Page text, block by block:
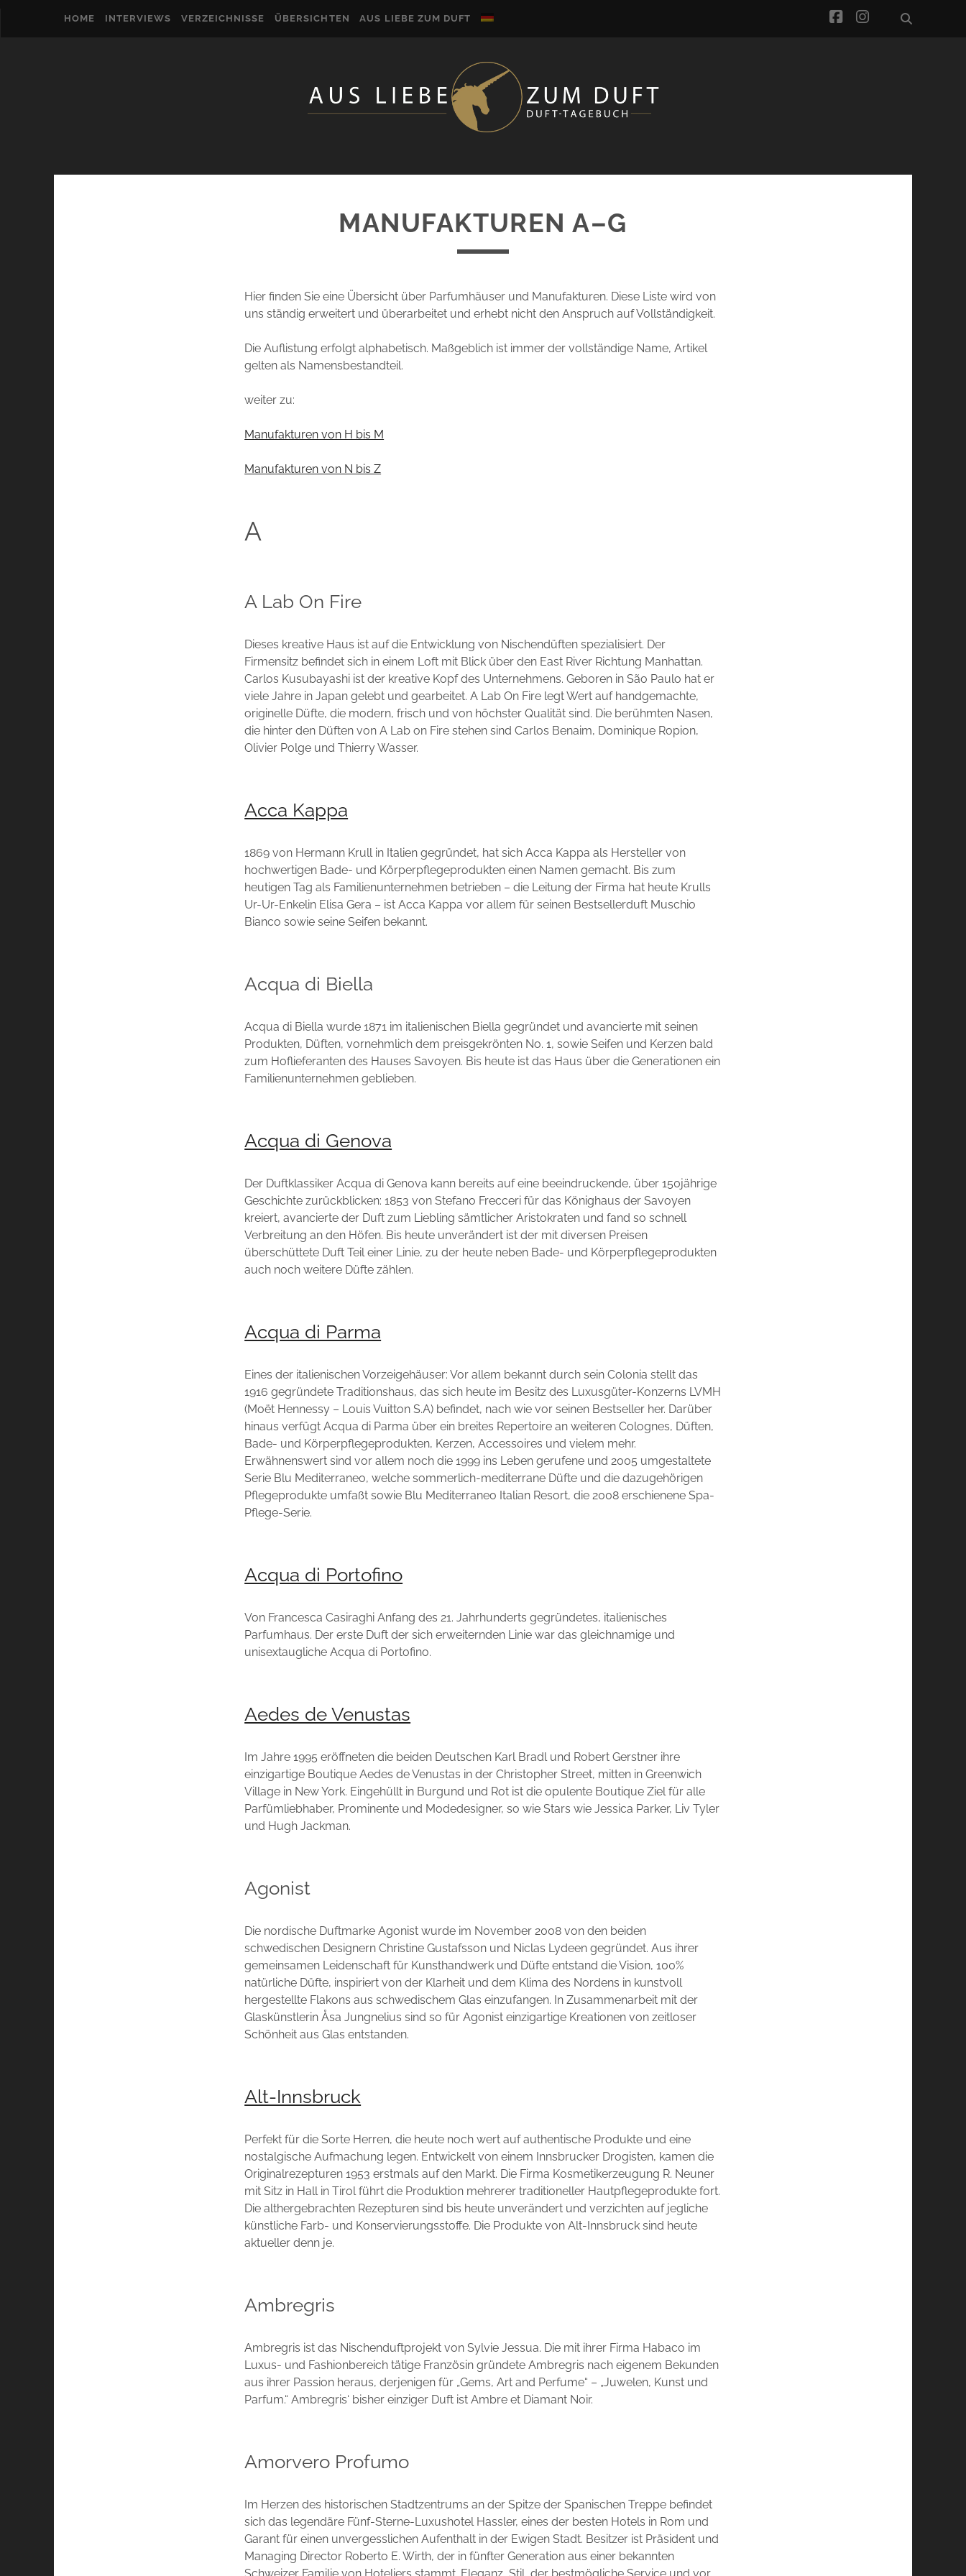
HOME INTERVIEWS VERZEICHNISSE ÜBERSICHTEN AUS LIEBE ZUM DUFT facebook
instagram
MANUFAKTUREN A–G
Hier finden Sie eine Übersicht über Parfumhäuser und Manufakturen. Diese Liste wird von
uns ständig erweitert und überarbeitet und erhebt nicht den Anspruch auf Vollständigkeit.
Die Auflistung erfolgt alphabetisch. Maßgeblich ist immer der vollständige Name, Artikel
gelten als Namensbestandteil.
weiter zu:
Manufakturen von H bis M
Manufakturen von N bis Z
A
A Lab On Fire
Dieses kreative Haus ist auf die Entwicklung von Nischendüften spezialisiert. Der
Firmensitz befindet sich in einem Loft mit Blick über den East River Richtung Manhattan.
Carlos Kusubayashi ist der kreative Kopf des Unternehmens. Geboren in São Paulo hat er
viele Jahre in Japan gelebt und gearbeitet. A Lab On Fire legt Wert auf handgemachte,
originelle Düfte, die modern, frisch und von höchster Qualität sind. Die berühmten Nasen,
die hinter den Düften von A Lab on Fire stehen sind Carlos Benaim, Dominique Ropion,
Olivier Polge und Thierry Wasser.
Acca Kappa
1869 von Hermann Krull in Italien gegründet, hat sich Acca Kappa als Hersteller von
hochwertigen Bade- und Körperpflegeprodukten einen Namen gemacht. Bis zum
heutigen Tag als Familienunternehmen betrieben – die Leitung der Firma hat heute Krulls
Ur-Ur-Enkelin Elisa Gera – ist Acca Kappa vor allem für seinen Bestsellerduft Muschio
Bianco sowie seine Seifen bekannt.
Acqua di Biella
Acqua di Biella wurde 1871 im italienischen Biella gegründet und avancierte mit seinen
Produkten, Düften, vornehmlich dem preisgekrönten No. 1, sowie Seifen und Kerzen bald
zum Hoflieferanten des Hauses Savoyen. Bis heute ist das Haus über die Generationen ein
Familienunternehmen geblieben.
Acqua di Genova
Der Duftklassiker Acqua di Genova kann bereits auf eine beeindruckende, über 150jährige
Geschichte zurückblicken: 1853 von Stefano Frecceri für das Könighaus der Savoyen
kreiert, avancierte der Duft zum Liebling sämtlicher Aristokraten und fand so schnell
Verbreitung an den Höfen. Bis heute unverändert ist der mit diversen Preisen
überschüttete Duft Teil einer Linie, zu der heute neben Bade- und Körperpflegeprodukten
auch noch weitere Düfte zählen.
Acqua di Parma
Eines der italienischen Vorzeigehäuser: Vor allem bekannt durch sein Colonia stellt das
1916 gegründete Traditionshaus, das sich heute im Besitz des Luxusgüter-Konzerns LVMH
(Moët Hennessy – Louis Vuitton S.A) befindet, nach wie vor seinen Bestseller her. Darüber
hinaus verfügt Acqua di Parma über ein breites Repertoire an weiteren Colognes, Düften,
Bade- und Körperpflegeprodukten, Kerzen, Accessoires und vielem mehr.
Erwähnenswert sind vor allem noch die 1999 ins Leben gerufene und 2005 umgestaltete
Serie Blu Mediterraneo, welche sommerlich-mediterrane Düfte und die dazugehörigen
Pflegeprodukte umfaßt sowie Blu Mediterraneo Italian Resort, die 2008 erschienene Spa-
Pflege-Serie.
Acqua di Portofino
Von Francesca Casiraghi Anfang des 21. Jahrhunderts gegründetes, italienisches
Parfumhaus. Der erste Duft der sich erweiternden Linie war das gleichnamige und
unisextaugliche Acqua di Portofino.
Aedes de Venustas
Im Jahre 1995 eröffneten die beiden Deutschen Karl Bradl und Robert Gerstner ihre
einzigartige Boutique Aedes de Venustas in der Christopher Street, mitten in Greenwich
Village in New York. Eingehüllt in Burgund und Rot ist die opulente Boutique Ziel für alle
Parfümliebhaber, Prominente und Modedesigner, so wie Stars wie Jessica Parker, Liv Tyler
und Hugh Jackman.
Agonist
Die nordische Duftmarke Agonist wurde im November 2008 von den beiden
schwedischen Designern Christine Gustafsson und Niclas Lydeen gegründet. Aus ihrer
gemeinsamen Leidenschaft für Kunsthandwerk und Düfte entstand die Vision, 100%
natürliche Düfte, inspiriert von der Klarheit und dem Klima des Nordens in kunstvoll
hergestellte Flakons aus schwedischem Glas einzufangen. In Zusammenarbeit mit der
Glaskünstlerin Åsa Jungnelius sind so für Agonist einzigartige Kreationen von zeitloser
Schönheit aus Glas entstanden.
Alt-Innsbruck
Perfekt für die Sorte Herren, die heute noch wert auf authentische Produkte und eine
nostalgische Aufmachung legen. Entwickelt von einem Innsbrucker Drogisten, kamen die
Originalrezepturen 1953 erstmals auf den Markt. Die Firma Kosmetikerzeugung R. Neuner
mit Sitz in Hall in Tirol führt die Produktion mehrerer traditioneller Hautpflegeprodukte fort.
Die althergebrachten Rezepturen sind bis heute unverändert und verzichten auf jegliche
künstliche Farb- und Konservierungsstoffe. Die Produkte von Alt-Innsbruck sind heute
aktueller denn je.
Ambregris
Ambregris ist das Nischenduftprojekt von Sylvie Jessua. Die mit ihrer Firma Habaco im
Luxus- und Fashionbereich tätige Französin gründete Ambregris nach eigenem Bekunden
aus ihrer Passion heraus, derjenigen für „Gems, Art and Perfume“ – „Juwelen, Kunst und
Parfum.“ Ambregris‘ bisher einziger Duft ist Ambre et Diamant Noir.
Amorvero Profumo
Im Herzen des historischen Stadtzentrums an der Spitze der Spanischen Treppe befindet
sich das legendäre Fünf-Sterne-Luxushotel Hassler, eines der besten Hotels in Rom und
Garant für einen unvergesslichen Aufenthalt in der Ewigen Stadt. Besitzer ist Präsident und
Managing Director Roberto E. Wirth, der in fünfter Generation aus einer bekannten